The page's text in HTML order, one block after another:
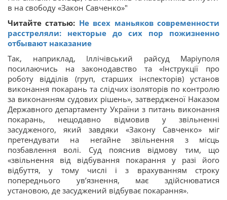
Читайте статью: Не всех маньяков современности
расстреляли: некторые до сих пор пожизненно
отбывают наказание
Так, наприклад, Іллічівський райсуд Маріуполя
посилаючись на законодавство та «Інструкції про
роботу відділів (груп, старших інспекторів) установ
виконання покарань та слідчих ізоляторів по контролю
за виконанням судових рішень», затвердженої Наказом
Державного департаменту України з питань виконання
покарань, нещодавно відмовив у звільненні
засудженого, який завдяки «Закону Савченко» міг
претендувати на негайне звільнення з місць
позбавлення волі. Суд пояснив відмову тим, що
«звільнення від відбування покарання у разі його
відбуття, у тому числі і з врахуванням строку
попереднього ув’язнення, має здійснюватися
установою, де засуджений відбуває покарання».